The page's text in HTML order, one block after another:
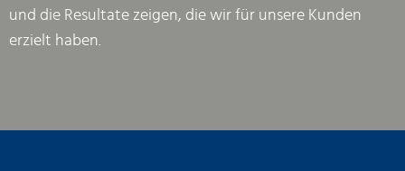
und die Resultate zeigen, die wir für unsere Kunden
erzielt haben.